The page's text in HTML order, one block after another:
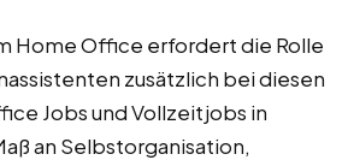
Home Office erfordert die Rolle
zusätzlich bei diesen
Jobs und Vollzeitjobs in
an Selbstorganisation,